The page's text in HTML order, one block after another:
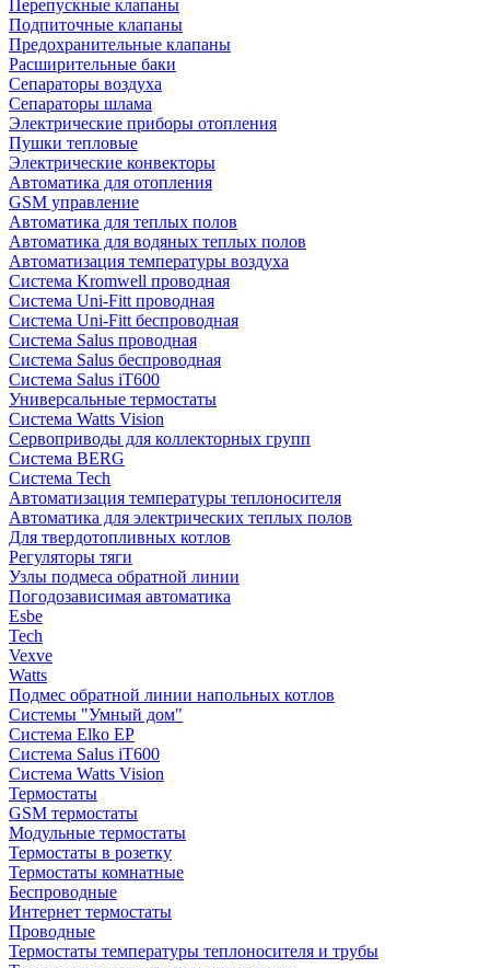
Перепускные клапаны
Подпиточные клапаны
Предохранительные клапаны
Расширительные баки
Сепараторы воздуха
Сепараторы шлама
Электрические приборы отопления
Пушки тепловые
Электрические конвекторы
Автоматика для отопления
GSM управление
Автоматика для теплых полов
Автоматика для водяных теплых полов
Автоматизация температуры воздуха
Система Kromwell проводная
Система Uni-Fitt проводная
Система Uni-Fitt беспроводная
Система Salus проводная
Система Salus беспроводная
Система Salus iT600
Универсальные термостаты
Система Watts Vision
Сервоприводы для коллекторных групп
Система BERG
Система Tech
Автоматизация температуры теплоносителя
Автоматика для электрических теплых полов
Для твердотопливных котлов
Регуляторы тяги
Узлы подмеса обратной линии
Погодозависимая автоматика
Esbe
Tech
Vexve
Watts
Подмес обратной линии напольных котлов
Системы "Умный дом"
Система Elko EP
Система Salus iT600
Система Watts Vision
Термостаты
GSM термостаты
Модульные термостаты
Термостаты в розетку
Термостаты комнатные
Беспроводные
Интернет термостаты
Проводные
Термостаты температуры теплоносителя и трубы